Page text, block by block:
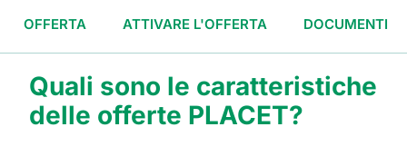
OFFERTA ATTIVARE L'OFFERTA DOCUMENTI
Quali sono le caratteristiche
delle offerte PLACET?